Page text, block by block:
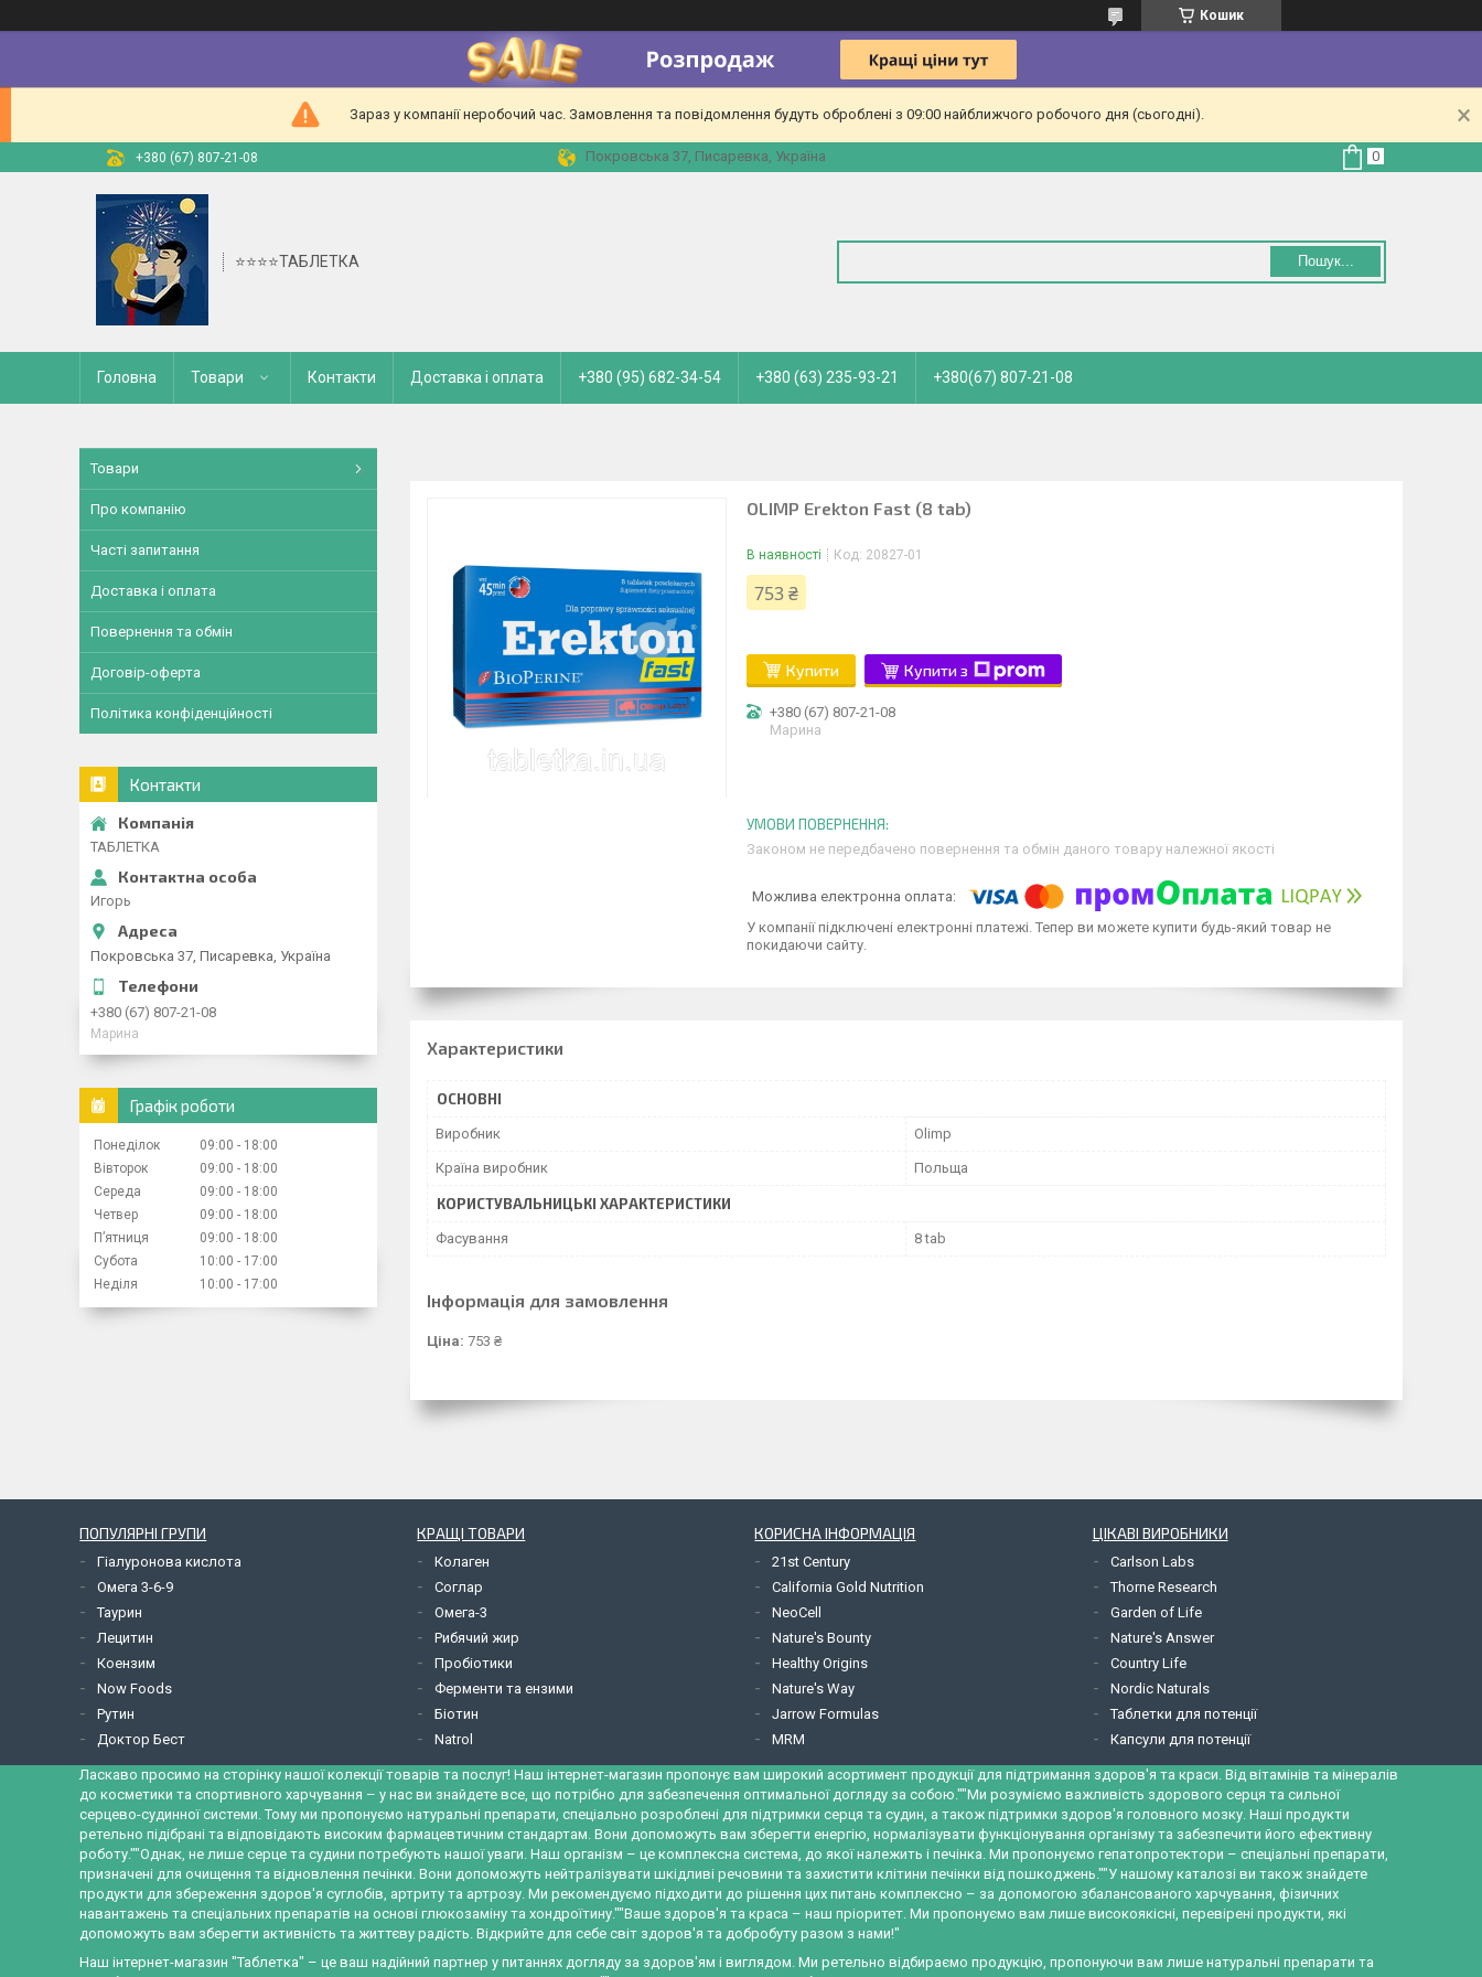
Кошик
Зараз у компанії неробочий час. Замовлення та повідомлення будуть оброблені з 09:00 найближчого робочого дня (сьогодні).
+380 (67) 807-21-08 Покровська 37, Писаревка, Україна
⭐⭐⭐⭐ТАБЛЕТКА Пошук...
Головна Товари Контакти Доставка і оплата +380 (95) 682-34-54 +380 (63) 235-93-21 +380(67) 807-21-08
OLIMP Erekton Fast (8 tab)
В наявності Код: 20827-01
753 ₴
Купити Купити з
+380 (67) 807-21-08
Марина
Законом не передбачено повернення та обмін даного товару належної якості
У компанії підключені електронні платежі. Тепер ви можете купити будь-який товар не
покидаючи сайту.
Характеристики
ОСНОВНІ
Виробник Olimp
Країна виробник Польща
КОРИСТУВАЛЬНИЦЬКІ ХАРАКТЕРИСТИКИ
Фасування 8 tab
Інформація для замовлення
Ціна: 753 ₴
Товари
Про компанію
Часті запитання
Доставка і оплата
Повернення та обмін
Договір-оферта
Політика конфіденційності
Контакти
ТАБЛЕТКА
Игорь
Покровська 37, Писаревка, Україна
+380 (67) 807-21-08
Марина
Графік роботи
Понеділок 09:00
18:00
Вівторок
09:00
18:00
Середа
09:00
18:00
Четвер
09:00
18:00
Пʼятниця
09:00
18:00
Субота
10:00
17:00
Неділя
10:00 17:00
ПОПУЛЯРНІ ГРУПИ
Гіалуронова кислота
Омега 3-6-9
Таурин
Лецитин
Коензим
Now Foods
Рутин
Доктор Бест
КРАЩІ ТОВАРИ
Колаген
Соглар
Омега-3
Рибячий жир
Пробіотики
Ферменти та ензими
Біотин
Natrol
КОРИСНА ІНФОРМАЦІЯ
21st Century
California Gold Nutrition
NeoCell
Nature's Bounty
Healthy Origins
Nature's Way
Jarrow Formulas
MRM
ЦІКАВІ ВИРОБНИКИ
Carlson Labs
Thorne Research
Garden of Life
Nature's Answer
Country Life
Nordic Naturals
Таблетки для потенції
Капсули для потенції
Ласкаво просимо на сторінку нашої колекції товарів та послуг! Наш інтернет-магазин пропонує вам широкий асортимент продукції для підтримання здоров'я та краси. Від вітамінів та мінералів
до косметики та спортивного харчування – у нас ви знайдете все, що потрібно для забезпечення оптимальної догляду за собою.""Ми розуміємо важливість здорового серця та сильної
серцево-судинної системи. Тому ми пропонуємо натуральні препарати, спеціально розроблені для підтримки серця та судин, а також підтримки здоров'я головного мозку. Наші продукти
ретельно підібрані та відповідають високим фармацевтичним стандартам. Вони допоможуть вам зберегти енергію, нормалізувати функціонування організму та забезпечити його ефективну
роботу.""Однак, не лише серце та судини потребують нашої уваги. Наш організм – це комплексна система, до якої належить і печінка. Ми пропонуємо гепатопротектори – спеціальні препарати,
призначені для очищення та відновлення печінки. Вони допоможуть нейтралізувати шкідливі речовини та захистити клітини печінки від пошкоджень.""У нашому каталозі ви також знайдете
продукти для збереження здоров'я суглобів, артриту та артрозу. Ми рекомендуємо підходити до рішення цих питань комплексно – за допомогою збалансованого харчування, фізичних
навантажень та спеціальних препаратів на основі глюкозаміну та хондроїтину.""Ваше здоров'я та краса – наш пріоритет. Ми пропонуємо вам лише високоякісні, перевірені продукти, які
допоможуть вам зберегти активність та життєву радість. Відкрийте для себе світ здоров'я та добробуту разом з нами!"
Наш інтернет-магазин "Таблетка" – це ваш надійний партнер у питаннях догляду за здоров'ям і виглядом. Ми ретельно відбираємо продукцію, пропонуючи вам лише натуральні препарати та